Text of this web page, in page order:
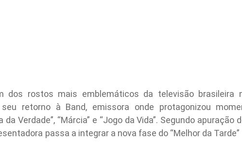
dos rostos mais emblemáticos da televisão brasileira
seu retorno à Band, emissora onde protagonizou
Verdade”, “Márcia” e “Jogo da Vida”. Segundo apuração
passa a integrar a nova fase do “Melhor da